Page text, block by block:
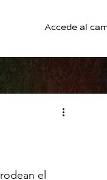
Accede al
el